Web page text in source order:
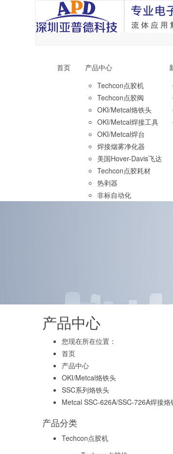
首页
产品中心
Techcon点胶机
Techcon点胶阀
OKI/Metcal烙铁头
OKI/Metcal焊接工具
OKI/Metcal焊台
焊接烟雾净化器
美国Hover-Davis飞达
Techcon点胶耗材
热剥器
非标自动化
产品中心
您现在所在位置：
首页
产品中心
OKI/Metcal烙铁头
SSC系列烙铁头
Metcal SSC-626A/SSC-726A焊接烙
产品分类
Techcon点胶机